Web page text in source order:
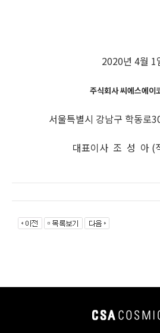
2020년 4월 1
주식회사 씨에스에이
서울특별시 강남구 학동로
대표이사 조 성 아 (